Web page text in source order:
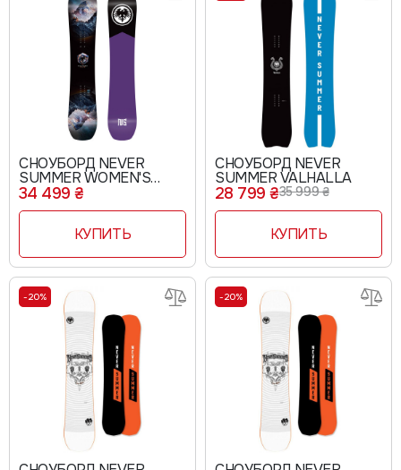
СНОУБОРД NEVER
SUMMER WOMEN'S
PROTO TYPE 3 26019
34 499 ₴
КУПИТЬ
СНОУБОРД NEVER
SUMMER VALHALLA
28 799 ₴35 999 ₴
КУПИТЬ
-20% -20%